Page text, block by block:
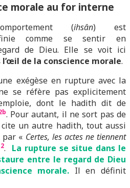
morale au for interne
(ihsân) est
comme se sentir en
de Dieu. Elle se voit ici
de la conscience morale.
exégèse en rupture avec la
se réfère pas explicitement
dont le hadith dit de
. Pour autant, il ne sort pas de
un autre hadith, tout aussi
par « Certes, les actes ne tiennent
2. La rupture se situe dans le
entre le regard de Dieu
morale. Il en définit